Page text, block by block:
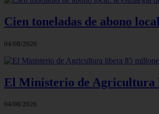
Cien toneladas de abono
04/08/2026
El Ministerio de Agricultura
04/08/2026